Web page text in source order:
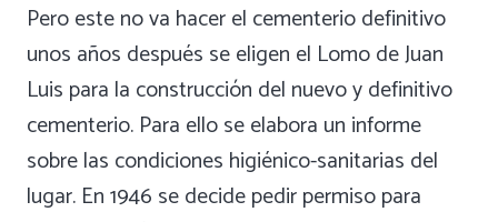
Pero este no va hacer el cementerio definitivo
unos años después se eligen el Lomo de Juan
Luis para la construcción del nuevo y definitivo
cementerio. Para ello se elabora un informe
sobre las condiciones higiénico-sanitarias del
lugar. En 1946 se decide pedir permiso para